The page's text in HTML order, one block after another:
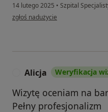
14 lutego 2025 • Szpital
w opinii użytkownika Sylwia
zgłoś nadużycie
Alicja Weryfikacja
Wizytę oceniam na
Pełny profesjonalizm